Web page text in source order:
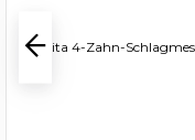
Makita 4-Zahn-